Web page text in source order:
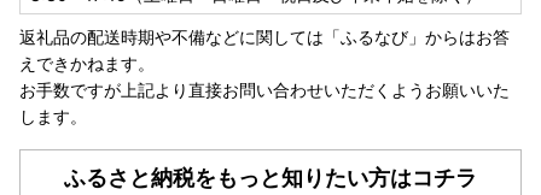
返礼品の配送時期や不備などに関しては「ふるなび」からはお答
えできかねます。
お手数ですが上記より直接お問い合わせいただくようお願いいた
します。
ふるさと納税をもっと知りたい方はコチラ